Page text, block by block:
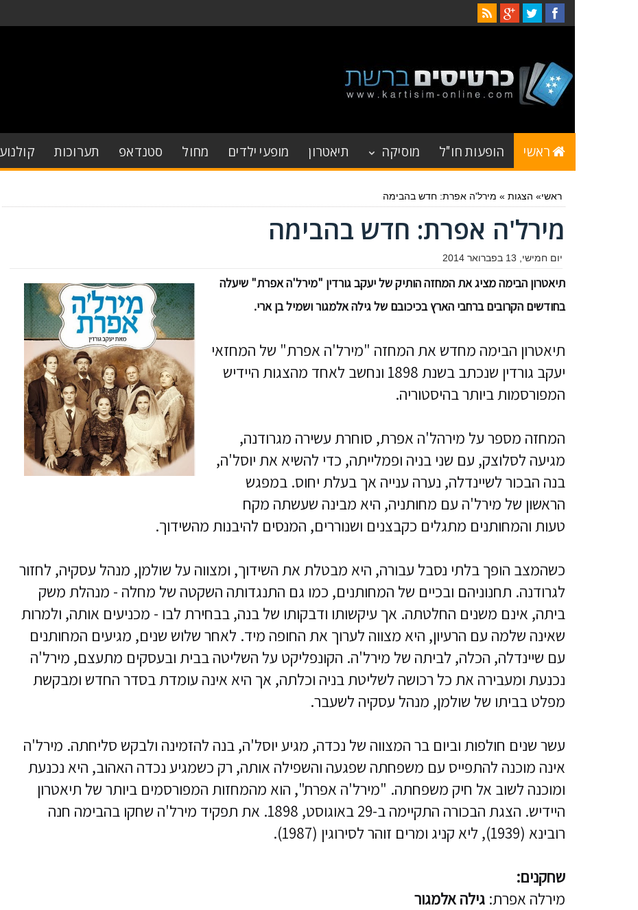
ראשי הופעות חו"ל מוסיקה תיאטרון מופעי ילדים מחול סטנדאפ תערוכות קולנוע
ראשי» הצגות » מירל'ה אפרת: חדש בהבימה
מירל'ה אפרת: חדש בהבימה
יום חמישי, 13 בפברואר 2014
תיאטרון הבימה מציג את המחזה הותיק של יעקב גורדין "מירל'ה אפרת" שיעלה
בחודשים הקרובים ברחבי הארץ בכיכובם של גילה אלמגור ושמיל בן ארי.
תיאטרון הבימה מחדש את המחזה "מירל'ה אפרת" של המחזאי
יעקב גורדין שנכתב בשנת 1898 ונחשב לאחד מהצגות היידיש
המפורסמות ביותר בהיסטוריה.
המחזה מספר על מירהל'ה אפרת, סוחרת עשירה מגרודנה,
מגיעה לסלוצק, עם שני בניה ופמלייתה, כדי להשיא את יוסל'ה,
בנה הבכור לשיינדלה, נערה ענייה אך בעלת יחוס. במפגש
הראשון של מירל'ה עם מחותניה, היא מבינה שעשתה מקח
טעות והמחותנים מתגלים כקבצנים ושנוררים, המנסים להיבנות מהשידוך.
כשהמצב הופך בלתי נסבל עבורה, היא מבטלת את השידוך, ומצווה על שולמן, מנהל עסקיה, לחזור
לגרודנה. תחנוניהם ובכיים של המחותנים, כמו גם התנגדותה השקטה של מחלה - מנהלת משק
ביתה, אינם משנים החלטתה. אך עיקשותו ודבקותו של בנה, בבחירת לבו - מכניעים אותה, ולמרות
שאינה שלמה עם הרעיון, היא מצווה לערוך את החופה מיד. לאחר שלוש שנים, מגיעים המחותנים
עם שיינדלה, הכלה, לביתה של מירל'ה. הקונפליקט על השליטה בבית ובעסקים מתעצם, מירל'ה
נכנעת ומעבירה את כל רכושה לשליטת בניה וכלתה, אך היא אינה עומדת בסדר החדש ומבקשת
מפלט בביתו של שולמן, מנהל עסקיה לשעבר.
עשר שנים חולפות וביום בר המצווה של נכדה, מגיע יוסל'ה, בנה להזמינה ולבקש סליחתה. מירל'ה
אינה מוכנה להתפייס עם משפחתה שפגעה והשפילה אותה, רק כשמגיע נכדה האהוב, היא נכנעת
ומוכנה לשוב אל חיק משפחתה. "מירל'ה אפרת", הוא מהמחזות המפורסמים ביותר של תיאטרון
היידיש. הצגת הבכורה התקיימה ב-29 באוגוסט, 1898. את תפקיד מירל'ה שחקו בהבימה חנה
רובינא (1939), ליא קניג ומרים זוהר לסירוגין (1987).
שחקנים:
מירלה אפרת:גילה אלמגור